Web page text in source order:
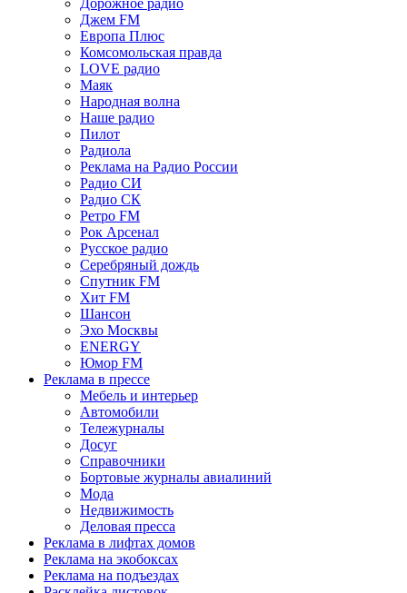
Джем FM
Европа Плюс
Комсомольская правда
LOVE радио
Маяк
Народная волна
Наше радио
Пилот
Радиола
Реклама на Радио России
Радио СИ
Радио СК
Ретро FM
Рок Арсенал
Русское радио
Серебряный дождь
Спутник FM
Хит FM
Шансон
Эхо Москвы
ENERGY
Юмор FM
Реклама в прессе
Мебель и интерьер
Автомобили
Тележурналы
Досуг
Справочники
Бортовые журналы авиалиний
Мода
Недвижимость
Деловая пресса
Реклама в лифтах домов
Реклама на экобоксах
Реклама на подъездах